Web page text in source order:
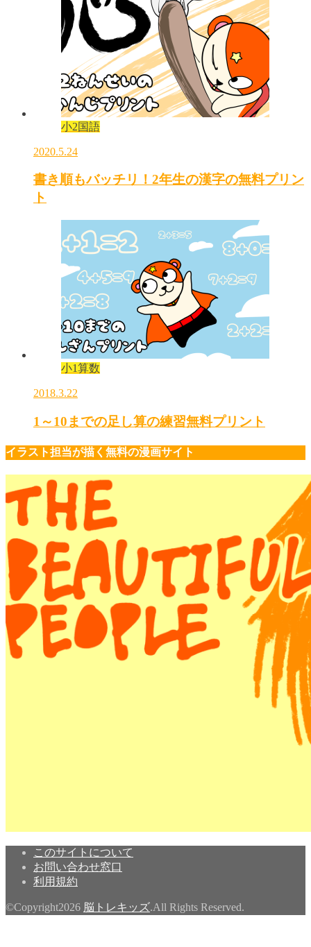
小2国語
2020.5.24
書き順もバッチリ！2年生の漢字の無料プリン
ト
小1算数
2018.3.22
1～10までの足し算の練習無料プリント
イラスト担当が描く無料の漫画サイト
このサイトについて
お問い合わせ窓口
利用規約
©Copyright2026 脳トレキッズ.All Rights Reserved.